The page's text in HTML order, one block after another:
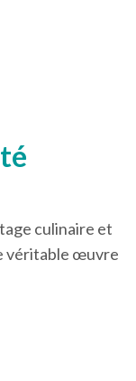
culinaire et
véritable œuvre